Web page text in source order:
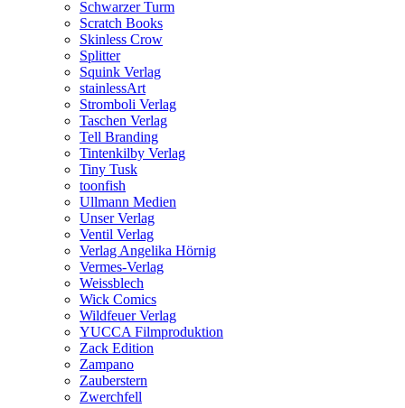
Schwarzer Turm
Scratch Books
Skinless Crow
Splitter
Squink Verlag
stainlessArt
Stromboli Verlag
Taschen Verlag
Tell Branding
Tintenkilby Verlag
Tiny Tusk
toonfish
Ullmann Medien
Unser Verlag
Ventil Verlag
Verlag Angelika Hörnig
Vermes-Verlag
Weissblech
Wick Comics
Wildfeuer Verlag
YUCCA Filmproduktion
Zack Edition
Zampano
Zauberstern
Zwerchfell